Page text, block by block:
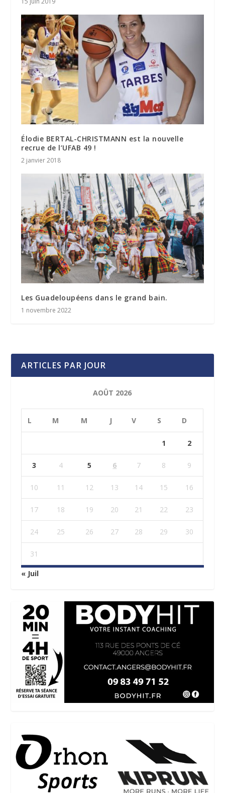
Élodie BERTAL-CHRISTMANN est la nouvelle
recrue de l’UFAB 49 !
2 janvier 2018
Les Guadeloupéens dans le grand bain.
1 novembre 2022
ARTICLES PAR JOUR
AOÛT 2026
L M M J V S D
1 2
3 4 5 6 7 8 9
10 11 12 13 14 15 16
17 18 19 20 21 22 23
24 25 26 27 28 29 30
31
« Juil